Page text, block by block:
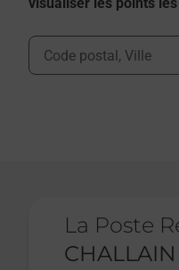
Ville, Département, Code
La Poste